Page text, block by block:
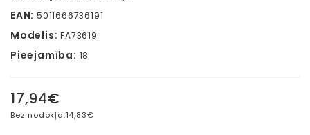
EAN: 5011666736191
Modelis: FA73619
Pieejamība: 18
17,94€
Bez nodokļa:14,83€